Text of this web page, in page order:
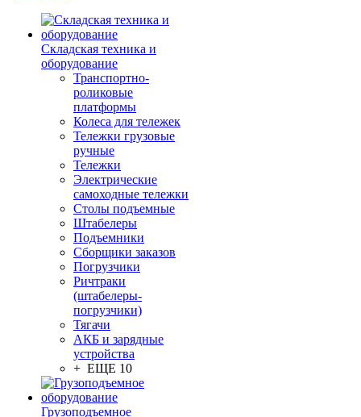
Складская техника и
оборудование
Транспортно-
роликовые
платформы
Колеса для тележек
Тележки грузовые
ручные
Тележки
Электрические
самоходные тележки
Столы подъемные
Штабелеры
Подъемники
Сборщики заказов
Погрузчики
Ричтраки
(штабелеры-
погрузчики)
Тягачи
АКБ и зарядные
устройства
+ ЕЩЕ 10
Грузоподъемное